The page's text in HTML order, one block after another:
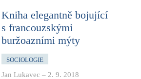
Kniha elegantně bojující
s francouzskými
buržoazními mýty
SOCIOLOGIE
Jan Lukavec – 2. 9. 2018